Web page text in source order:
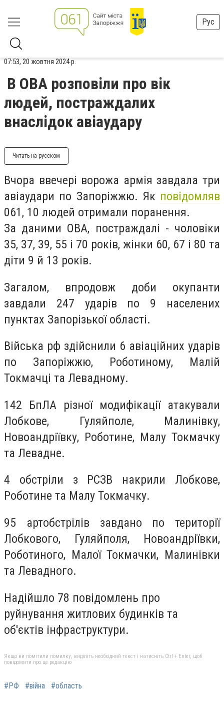
Рус
07:53, 20 жовтня 2024 р.
В ОВА розповіли про вік
людей, постраждалих
внаслідок авіаудару
Читать на русском
Вчора ввечері ворожа армія завдала три
авіаудари по Запоріжжю. Як повідомляв
061, 10 людей отримали поранення.
За даними ОВА, постраждалі - чоловіки
35, 37, 39, 55 і 70 років, жінки 60, 67 і 80 та
діти 9 й 13 років.
Загалом, впродовж доби окупанти
завдали 247 ударів по 9 населених
пунктах Запорізької області.
Війська рф здійснили 6 авіаційних ударів
по Запоріжжю, Роботиному, Малій
Токмачці та Левадному.
142 БпЛА різної модифікації атакували
Лобкове, Гуляйполе, Малинівку,
Новоандріївку, Роботине, Малу Токмачку
та Левадне.
4 обстріли з РСЗВ накрили Лобкове,
Роботине та Малу Токмачку.
95 артобстрілів завдано по території
Лобкового, Гуляйполя, Новоандріївки,
Роботиного, Малої Токмачки, Малинівки
та Левадного.
Надійшло 78 повідомлень про
руйнування житлових будинків та
об'єктів інфраструктури.
Якщо ви помітили помилку, виділіть необхідний текст і натисніть Ctrl + Enter, щоб
повідомити про це редакцію
#РФ #війна #область